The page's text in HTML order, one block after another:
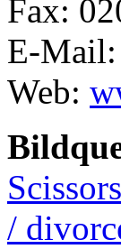
Fax:
E-Mail:
Web:
/